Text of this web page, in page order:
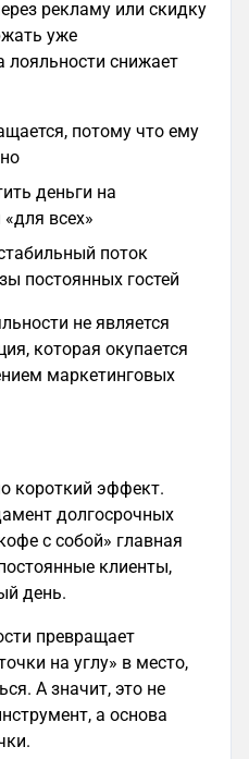
рекламу или скидку
уже
лояльности снижает
потому что ему
деньги на
всех»
поток
постоянных гостей
не является
которая окупается
маркетинговых
короткий эффект.
долгосрочных
с собой» главная
клиенты,
день.
превращает
на углу» в место,
А значит, это не
а основа